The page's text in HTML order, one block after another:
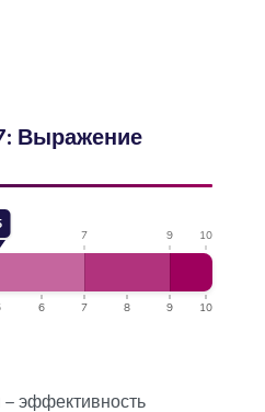
Выражение
7 9 10
6 7 8 9 10
– эффективность